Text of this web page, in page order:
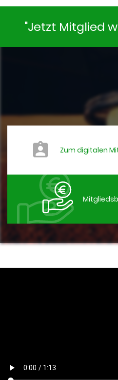
"Jetzt Mitglied
Zum digitalen